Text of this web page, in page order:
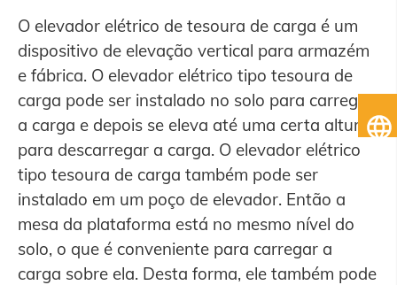
O elevador elétrico de tesoura de carga é um
dispositivo de elevação vertical para armazém
e fábrica. O elevador elétrico tipo tesoura de
carga pode ser instalado no solo para carregar
a carga e depois se eleva até uma certa altura
para descarregar a carga. O elevador elétrico
tipo tesoura de carga também pode ser
instalado em um poço de elevador. Então a
mesa da plataforma está no mesmo nível do
solo, o que é conveniente para carregar a
carga sobre ela. Desta forma, ele também pode